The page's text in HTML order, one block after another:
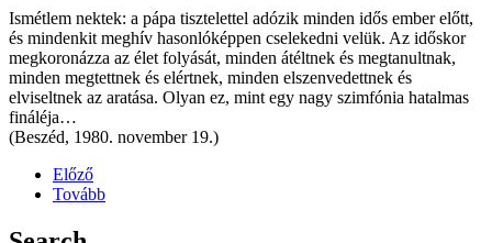
Ismétlem nektek: a pápa tisztelettel adózik minden idős ember előtt,
és mindenkit meghív hasonlóképpen cselekedni velük. Az időskor
megkoronázza az élet folyását, minden átéltnek és megtanultnak,
minden megtettnek és elértnek, minden elszenvedettnek és
elviseltnek az aratása. Olyan ez, mint egy nagy szimfónia hatalmas
fináléja…
(Beszéd, 1980. november 19.)
Előző
Tovább